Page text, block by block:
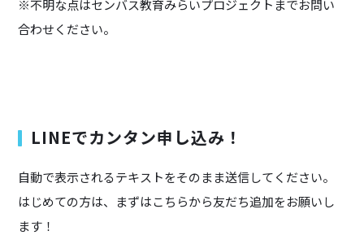
※不明な点はセンバス教育みらいプロジェクトまでお問い
合わせください。
LINEでカンタン申し込み！
自動で表示されるテキストをそのまま送信してください。
はじめての方は、まずはこちらから友だち追加をお願いし
ます！